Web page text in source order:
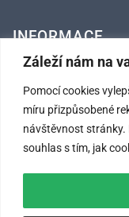
Záleží nám na
Pomocí cookies
míru přizpůsobené
návštěvnost stránky.
souhlas s tím, jak
INFORMACE
Kontaktní údaje
Obchodní
Ochrana